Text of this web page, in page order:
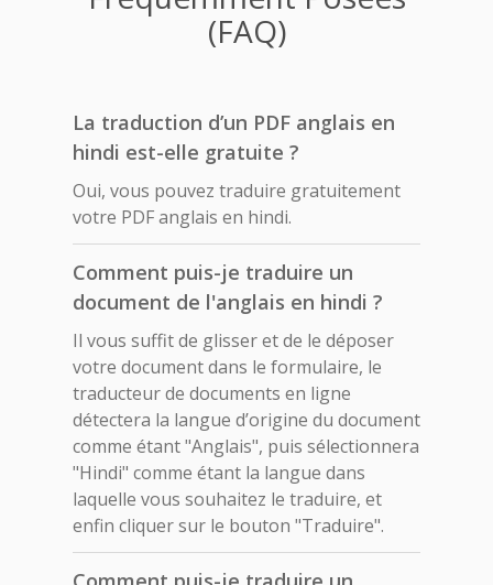
(FAQ)
La traduction d’un PDF anglais en
hindi est-elle gratuite ?
Oui, vous pouvez traduire gratuitement
votre PDF anglais en hindi.
Comment puis-je traduire un
document de l'anglais en hindi ?
Il vous suffit de glisser et de le déposer
votre document dans le formulaire, le
traducteur de documents en ligne
détectera la langue d’origine du document
comme étant "Anglais", puis sélectionnera
"Hindi" comme étant la langue dans
laquelle vous souhaitez le traduire, et
enfin cliquer sur le bouton "Traduire".